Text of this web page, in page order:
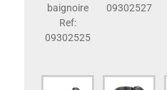
baignoire
Ref:
09302525
09302527